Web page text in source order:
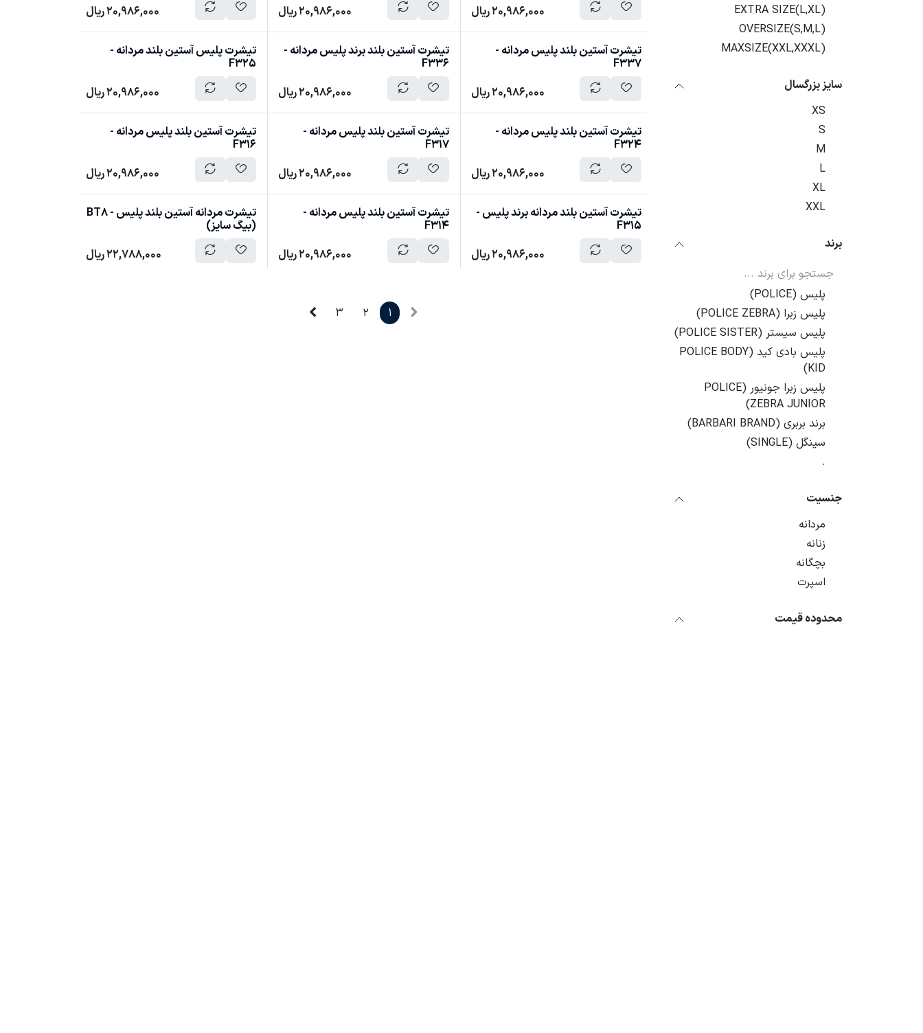
EXTRA SIZE(L,XL)
OVERSIZE(S,M,L)
MAXSIZE(XXL,XXXL)
سایز بزرگسال
XS
S
M
L
XL
XXL
برند
پلیس (POLICE)
پلیس زبرا (POLICE ZEBRA)
پلیس سیستر (POLICE SISTER)
پلیس بادی کید (POLICE BODY
KID)
پلیس زبرا جونیور (POLICE
ZEBRA JUNIOR)
برند بربری (BARBARI BRAND)
سینگل (SINGLE)
.
جنسیت
مردانه
زنانه
بچگانه
اسپرت
محدوده قیمت
20,986,000ریال
20,986,000ریال
20,986,000ریال
تیشرت آستین بلند پلیس مردانه -
F337
20,986,000ریال
تیشرت آستین بلند برند پلیس مردانه -
F336
20,986,000ریال
تیشرت پلیس آستین بلند مردانه -
F325
20,986,000ریال
تیشرت آستین بلند پلیس مردانه -
F324
20,986,000ریال
تیشرت آستین بلند پلیس مردانه -
F317
20,986,000ریال
تیشرت آستین بلند پلیس مردانه -
F316
20,986,000ریال
تیشرت آستین بلند مردانه برند پلیس -
F315
20,986,000ریال
تیشرت آستین بلند پلیس مردانه -
F314
20,986,000ریال
تیشرت مردانه آستین بلند پلیس - BT8
(بیگ سایز)
22,788,000ریال
1
2
3